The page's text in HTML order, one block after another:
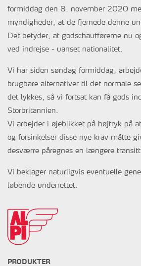
formiddag den 8. november 2020
myndigheder, at de fjernede denne
Det betyder, at godschaufførerne nu
ved indrejse - uanset nationalitet.
Vi har siden søndag formiddag,
brugbare alternativer til det normale
det lykkes, så vi fortsat kan få gods
Storbritannien.
Vi arbejder i øjeblikket på højtryk på
og forsinkelser disse nye krav måtte
desværre påregnes en længere
Vi beklager naturligvis eventuelle
løbende underrettet.
PRODUKTER